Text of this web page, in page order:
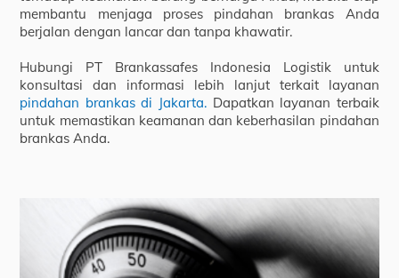
membantu menjaga proses pindahan brankas Anda
berjalan dengan lancar dan tanpa khawatir.
Hubungi PT Brankassafes Indonesia Logistik untuk
konsultasi dan informasi lebih lanjut terkait layanan
pindahan brankas di Jakarta. Dapatkan layanan terbaik
untuk memastikan keamanan dan keberhasilan pindahan
brankas Anda.